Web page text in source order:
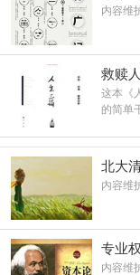
内容维
救赎
这本《
的简单
北大
内容维
专业
内容维